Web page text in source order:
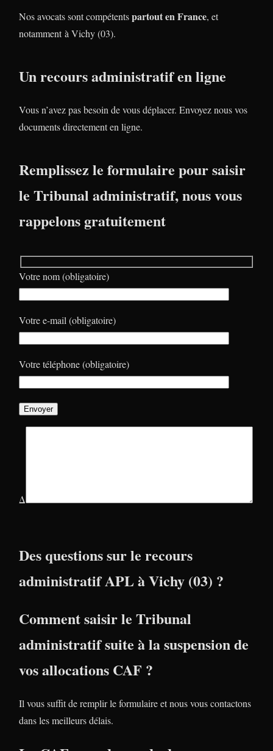
Nos avocats sont compétentspartout en France, et
notamment à Vichy (03).
Un recours administratif en ligne
Vous n’avez pas besoin de vous déplacer. Envoyez nous vos
documents directement en ligne.
Remplissez le formulaire pour saisir
le Tribunal administratif, nous vous
rappelons gratuitement
Votre nom (obligatoire)
Votre e-mail (obligatoire)
Votre téléphone (obligatoire)
Δ
Des questions sur le recours
administratif APL à Vichy (03) ?
Comment saisir le Tribunal
administratif suite à la suspension de
vos allocations CAF ?
Il vous suffit de remplir le formulaire et nous vous contactons
dans les meilleurs délais.